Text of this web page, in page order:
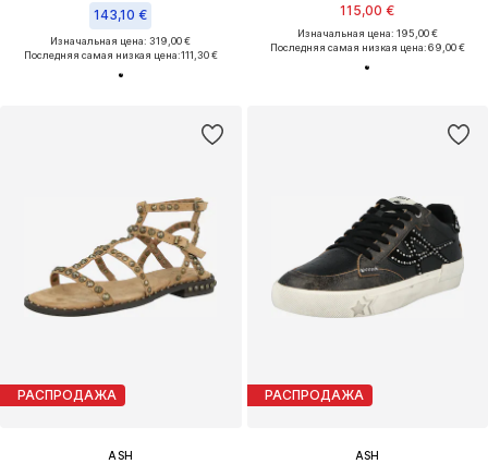
143,10 €
Изначальная цена: 319,00 €
Последняя самая низкая цена:111,30 €
115,00 €
Изначальная цена: 195,00 €
Последняя самая низкая цена:69,00 €
РАСПРОДАЖА
ASH
РАСПРОДАЖА
ASH